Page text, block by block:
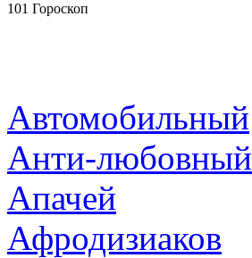
101 Гороскоп
Автомобильный
Анти-любовный
Апачей
Афродизиаков